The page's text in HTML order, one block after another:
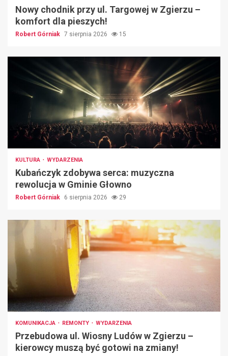
Nowy chodnik przy ul. Targowej w Zgierzu –
komfort dla pieszych!
Robert Górniak 7 sierpnia 2026 15
KULTURA WYDARZENIA
Kubańczyk zdobywa serca: muzyczna
rewolucja w Gminie Głowno
Robert Górniak 6 sierpnia 2026 29
KOMUNIKACJA REMONTY WYDARZENIA
Przebudowa ul. Wiosny Ludów w Zgierzu –
kierowcy muszą być gotowi na zmiany!